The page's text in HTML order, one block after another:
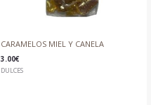
CARAMELOS MIEL Y CANELA
3.00€
DULCES